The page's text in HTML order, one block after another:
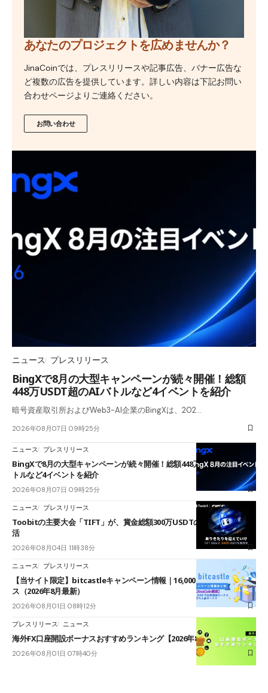
あなたのプロジェクトを広めませんか？
JinaCoinでは、プレスリリースや記事広告、バナー広告な
ど複数の広告を提供しています。詳しい内容は下記お問い
合わせページよりご連絡ください。
お問い合わせ
ニュース プレスリリース
BingXで8月の大型キャンペーンが続々開催！総額
448万USDT超のAIバトルなど4イベントを紹介
暗号資産取引所およびWeb3-AI企業のBingXは、202…
2026年08月07日 09時25分
ニュース プレスリリース
BingXで8月の大型キャンペーンが続々開催！総額448万USDT超のAIバ
トルなど4イベントを紹介
2026年08月07日 09時25分
ニュース プレスリリース
Toobitの主要大会「TIFT」が、賞金総額300万USDTのレースとして復
活
2026年08月04日 11時38分
ニュース プレスリリース
【当サイト限定】bitcastleキャンペーン情報｜16,000円口座開設ボーナ
ス（2026年8月最新）
2026年08月01日 08時12分
プレスリリース ニュース
海外FX口座開設ボーナスおすすめランキング【2026年8月最新】
2026年08月01日 07時40分